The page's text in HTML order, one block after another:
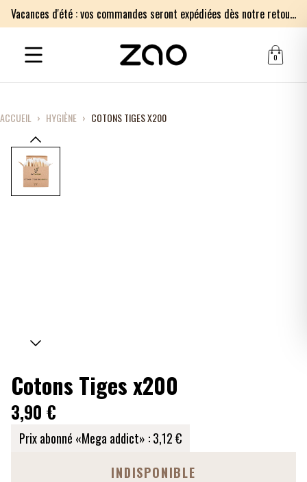
Vacances d'été : vos commandes seront expédiées dès notre retour le lundi 17 août. Merci pour votre patience.
0
ACCUEIL › HYGIÈNE › COTONS TIGES X200
Cotons Tiges x200
3,90 €
Prix abonné «Mega addict» :3,12 €
INDISPONIBLE